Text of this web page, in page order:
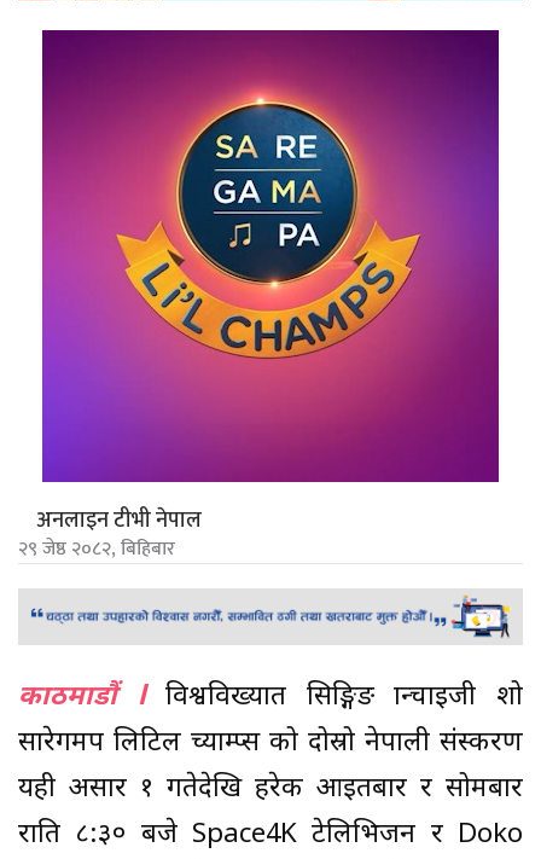
अनलाइन टीभी नेपाल
२९ जेष्ठ २०८२, बिहिबार
काठमाडौं lविश्वविख्यात सिङ्गिङ फ्रान्चाइजी शो
सारेगमप लिटिल च्याम्प्स को दोस्रो नेपाली संस्करण
यही असार १ गतेदेखि हरेक आइतबार र सोमबार
राति ८:३० बजे Space4K टेलिभिजन र Doko